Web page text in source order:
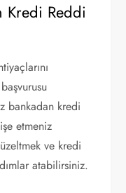
Kredi Reddi
bankadan kredi
etmeniz
ve kredi
atabilirsiniz.